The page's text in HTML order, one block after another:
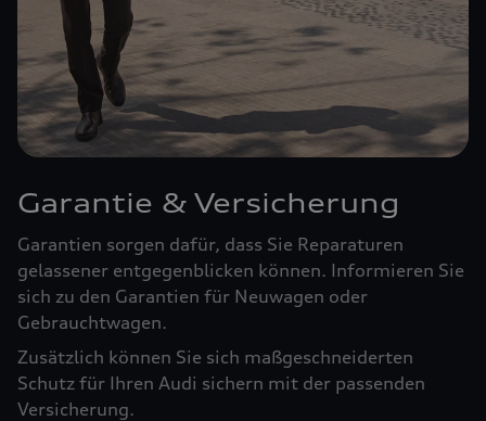
Garantie & Versicherung
Garantien sorgen dafür, dass Sie Reparaturen
gelassener entgegenblicken können. Informieren Sie
sich zu den Garantien für Neuwagen oder
Gebrauchtwagen.
Zusätzlich können Sie sich maßgeschneiderten
Schutz für Ihren Audi sichern mit der passenden
Versicherung.